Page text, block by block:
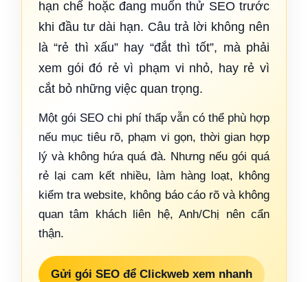
hạn chế hoặc đang muốn thử SEO trước
khi đầu tư dài hạn. Câu trả lời không nên
là “rẻ thì xấu” hay “đắt thì tốt”, mà phải
xem gói đó rẻ vì phạm vi nhỏ, hay rẻ vì
cắt bỏ những việc quan trọng.
Một gói SEO chi phí thấp vẫn có thể phù hợp
nếu mục tiêu rõ, phạm vi gọn, thời gian hợp
lý và không hứa quá đà. Nhưng nếu gói quá
rẻ lại cam kết nhiều, làm hàng loạt, không
kiểm tra website, không báo cáo rõ và không
quan tâm khách liên hệ, Anh/Chị nên cẩn
thận.
Gửi gói SEO để Clickweb xem nhanh